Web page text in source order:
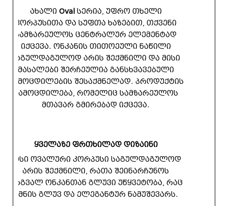
ახალი Oval სერია, უფრო თხელი
კორპუსითა და სუფთა ხაზებით, თქვენი
სამზარეულოს ცენტრალურ ელემენტად
იქცევა. ონკანის თითოეული ნაწილი
საგულდაგულოდ არის შექმნილი და მისი
მასალები შერჩეულია განსხვავებული
გამოცდილების შესაქმნელად. პროდუქტის
გამოცდილება, რომელიც სამზარეულოს
მთავარ გმირებად იქცევა.
ყველაზე ფრთხილად დიზაინი
მისი ოვალური კორპუსი საგულდაგულოდ
არის შექმნილი, რათა შეინარჩუნოს
მრგვალ ონკანთან გლუვი უწყვეტობა, რაც
ქმნის გლუვ და ელეგანტურ ნამუშევარს.